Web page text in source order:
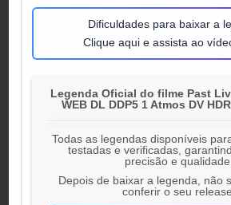
Dificuldades para baixar a
Clique aqui e assista ao
Legenda Oficial do filme Past
WEB DL DDP5 1 Atmos DV
Todas as legendas disponíveis
testadas e verificadas,
precisão e qualidade.
Depois de baixar a legenda, não
conferir o seu